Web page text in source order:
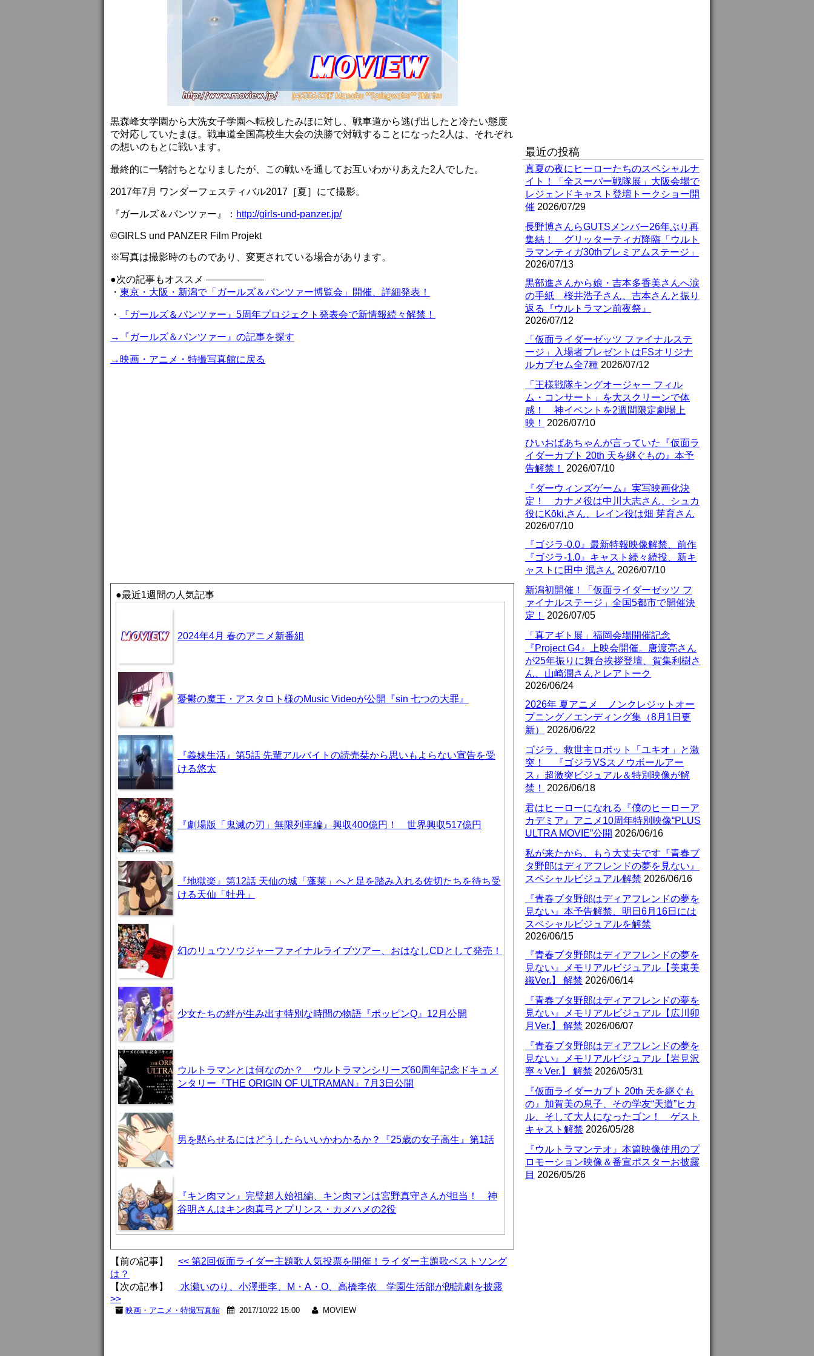
黒森峰女学園から大洗女子学園へ転校したみほに対し、戦車道から逃げ出したと冷たい態度
で対応していたまほ。戦車道全国高校生大会の決勝で対戦することになった2人は、それぞれ
の想いのもとに戦います。
最終的に一騎討ちとなりましたが、この戦いを通してお互いわかりあえた2人でした。
2017年7月 ワンダーフェスティバル2017［夏］にて撮影。
『ガールズ＆パンツァー』： http://girls-und-panzer.jp/
©GIRLS und PANZER Film Projekt
※写真は撮影時のものであり、変更されている場合があります。
●次の記事もオススメ ——————
・ 東京・大阪・新潟で「ガールズ＆パンツァー博覧会」開催、詳細発表！
・ 『ガールズ＆パンツァー』5周年プロジェクト発表会で新情報続々解禁！
→『ガールズ＆パンツァー』の記事を探す
→映画・アニメ・特撮写真館に戻る
●最近1週間の人気記事
2024年4月 春のアニメ新番組
憂鬱の魔王・アスタロト様のMusic Videoが公開『sin 七つの大罪』
『義妹生活』第5話 先輩アルバイトの読売栞から思いもよらない宣告を受
ける悠太
『劇場版「鬼滅の刃」無限列車編』興収400億円！ 世界興収517億円
『地獄楽』第12話 天仙の城「蓬莱」へと足を踏み入れる佐切たちを待ち受
ける天仙「牡丹」
幻のリュウソウジャーファイナルライブツアー、おはなしCDとして発売！
少女たちの絆が生み出す特別な時間の物語『ポッピンQ』12月公開
ウルトラマンとは何なのか？ ウルトラマンシリーズ60周年記念ドキュメ
ンタリー『THE ORIGIN OF ULTRAMAN』7月3日公開
男を黙らせるにはどうしたらいいかわかるか？『25歳の女子高生』第1話
『キン肉マン』完璧超人始祖編、キン肉マンは宮野真守さんが担当！ 神
谷明さんはキン肉真弓とプリンス・カメハメの2役
【前の記事】 << 第2回仮面ライダー主題歌人気投票を開催！ライダー主題歌ベストソング
は？
【次の記事】
水瀬いのり、小澤亜李、M・A・O、高橋李依 学園生活部が朗読劇を披露
>>
映画・アニメ・特撮写真館 2017/10/22 15:00 MOVIEW
最近の投稿
真夏の夜にヒーローたちのスペシャルナ
イト！「全スーパー戦隊展」大阪会場で
レジェンドキャスト登壇トークショー開
催 2026/07/29
長野博さんらGUTSメンバー26年ぶり再
集結！ グリッターティガ降臨「ウルト
ラマンティガ30thプレミアムステージ」
2026/07/13
黒部進さんから娘・吉本多香美さんへ涙
の手紙 桜井浩子さん、吉本さんと振り
返る『ウルトラマン前夜祭』
2026/07/12
「仮面ライダーゼッツ ファイナルステ
ージ」入場者プレゼントはFSオリジナ
ルカプセム全7種 2026/07/12
「王様戦隊キングオージャー フィル
ム・コンサート」を大スクリーンで体
感！ 神イベントを2週間限定劇場上
映！
2026/07/10
ひいおばあちゃんが言っていた『仮面ラ
イダーカブト 20th 天を継ぐもの』本予
告解禁！
2026/07/10
『ダーウィンズゲーム』実写映画化決
定！ カナメ役は中川大志さん、シュカ
役にKōki,さん、レイン役は畑 芽育さん
2026/07/10
『ゴジラ-0.0』最新特報映像解禁、前作
『ゴジラ-1.0』キャスト続々続投、新キ
ャストに田中 泯さん 2026/07/10
新潟初開催！「仮面ライダーゼッツ フ
ァイナルステージ」全国5都市で開催決
定！
2026/07/05
「真アギト展」福岡会場開催記念
『Project G4』上映会開催。唐渡亮さん
が25年振りに舞台挨拶登壇、賀集利樹さ
ん、山崎潤さんとレアトーク
2026/06/24
2026年 夏アニメ ノンクレジットオー
プニング／エンディング集（8月1日更
新）
2026/06/22
ゴジラ、救世主ロボット「ユキオ」と激
突！ 『ゴジラVSスノウボールアー
ス』超激突ビジュアル＆特別映像が解
禁！
2026/06/18
君はヒーローになれる『僕のヒーローア
カデミア』アニメ10周年特別映像“PLUS
ULTRA MOVIE”公開 2026/06/16
私が来たから、もう大丈夫です『青春ブ
タ野郎はディアフレンドの夢を見ない』
スペシャルビジュアル解禁 2026/06/16
『青春ブタ野郎はディアフレンドの夢を
見ない』本予告解禁、明日6月16日には
スペシャルビジュアルを解禁
2026/06/15
『青春ブタ野郎はディアフレンドの夢を
見ない』メモリアルビジュアル【美東美
織Ver.】 解禁 2026/06/14
『青春ブタ野郎はディアフレンドの夢を
見ない』メモリアルビジュアル【広川卯
月Ver.】 解禁 2026/06/07
『青春ブタ野郎はディアフレンドの夢を
見ない』メモリアルビジュアル【岩見沢
寧々Ver.】 解禁 2026/05/31
『仮面ライダーカブト 20th 天を継ぐも
の』加賀美の息子、その学友“天道”ヒカ
ル、そして大人になったゴン！ ゲスト
キャスト解禁 2026/05/28
『ウルトラマンテオ』本篇映像使用のプ
ロモーション映像＆番宣ポスターお披露
目 2026/05/26